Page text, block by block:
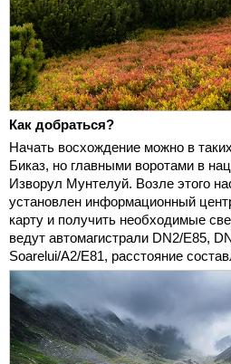
Как добраться?
Начать восхождение можно в
Биказ, но главными воротами в
Изворул Мунтелуй. Возле этого
установлен информационный
карту и получить необходимые
ведут автомагистрали DN2/E85,
Soarelui/A2/E81, расстояние